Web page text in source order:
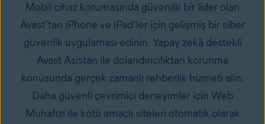
Mobil cihaz korumasında güvenilir bir lider olan
Avast’tan iPhone ve iPad’ler için gelişmiş bir siber
güvenlik uygulaması edinin. Yapay zekâ destekli
Avast Asistan ile dolandırıcılıktan korunma
konusunda gerçek zamanlı rehberlik hizmeti alın.
Daha güvenli çevrimiçi deneyimler için Web
Muhafızı ile kötü amaçlı siteleri otomatik olarak